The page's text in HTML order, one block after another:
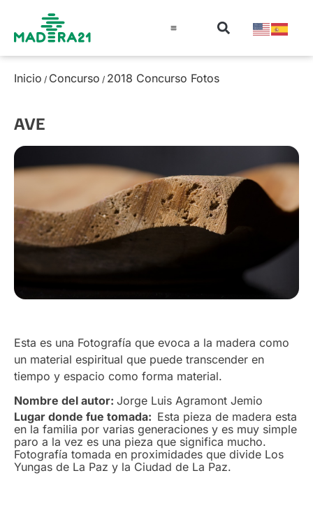
Inicio / Concurso / 2018 Concurso Fotos
AVE
Nombre del autor: Jorge Luis Agramont Jemio
Lugar donde fue tomada: Esta pieza de madera esta
en la familia por varias generaciones y es muy simple
paro a la vez es una pieza que significa mucho.
Fotografía tomada en proximidades que divide Los
Yungas de La Paz y la Ciudad de La Paz.
Esta es una Fotografía que evoca a la madera como
un material espiritual que puede transcender en
tiempo y espacio como forma material.